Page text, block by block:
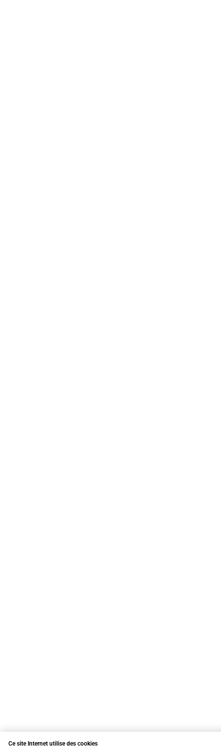
Ce site Internet utilise des cookies